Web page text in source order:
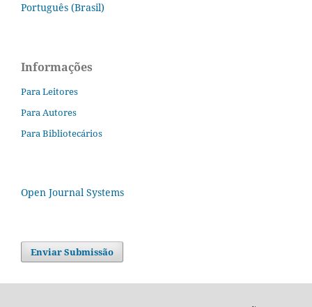
Português (Brasil)
Informações
Para Leitores
Para Autores
Para Bibliotecários
Open Journal Systems
Enviar Submissão